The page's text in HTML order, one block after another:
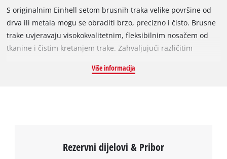
S originalnim Einhell setom brusnih traka velike površine od
drva ili metala mogu se obraditi brzo, precizno i čisto. Brusne
trake uvjeravaju visokokvalitetnim, fleksibilnim nosačem od
tkanine i čistim kretanjem trake. Zahvaljujući različitim
projekt. Brusne trake prikladne su za komercijalno dostupne
Više informacija
Rezervni dijelovi & Pribor